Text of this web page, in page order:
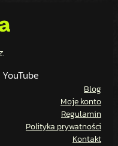
YouTube
Blog
Moje konto
Regulamin
Polityka prywatności
Kontakt